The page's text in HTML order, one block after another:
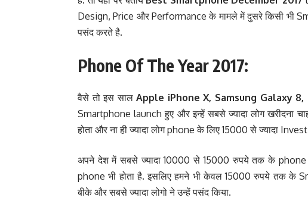
Design, Price और Performance के मामले में दुसरे किसी भी
पसंद करते है.
Phone Of The Year 2017:
वैसे तो इस सालApple iPhone X, Samsung Galaxy
Smartphone launch हुए और इन्हें सबसे ज्यादा लोग खरीदना
होता और ना ही ज्यादा लोग phone के लिए 15000 से ज्यादा
अपने देश में सबसे ज्यादा 10000 से 15000 रुपये तक के phone
phone भी होता है. इसलिए हमने भी केवल 15000 रुपये तक के
बीके और सबसे ज्यादा लोगो ने उन्हें पसंद किया.